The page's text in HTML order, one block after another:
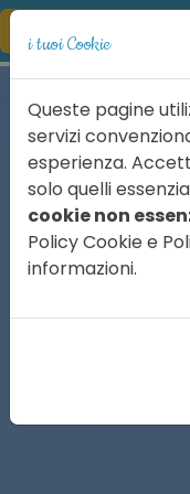
Residence
i tuoi Cookie
Queste pagine
servizi
esperienza.
solo quelli
cookie non
Policy Cookie e
informazioni.